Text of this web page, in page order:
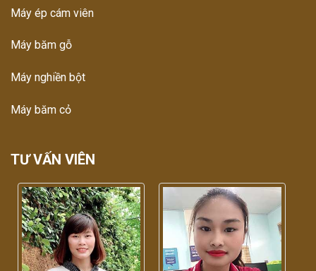
Máy ép cám viên
Máy băm gỗ
Máy nghiền bột
Máy băm cỏ
TƯ VẤN VIÊN